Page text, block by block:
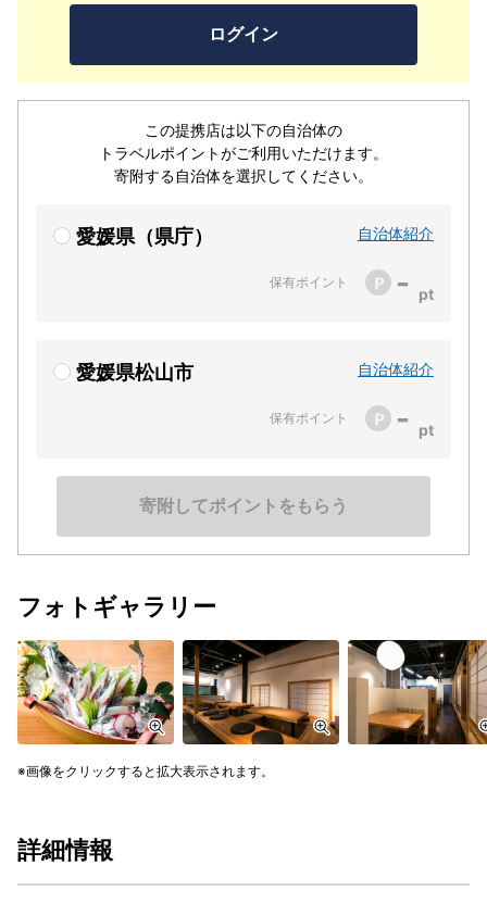
ログイン
この提携店は以下の自治体の
トラベルポイントがご利用いただけます。
寄附する自治体を選択してください。
愛媛県（県庁） 自治体紹介
保有ポイント -
愛媛県松山市 自治体紹介
保有ポイント -
寄附してポイントをもらう
楽しめる上質な魚料理を、一度存分に味わってみません
フォトギャラリー
画像をクリックすると拡大表示されます。
詳細情報